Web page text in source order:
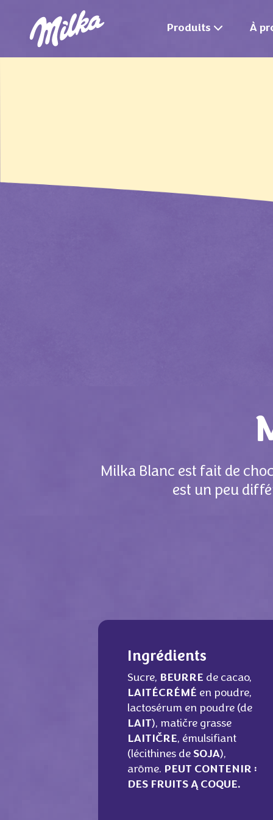
Produits À
Milka Blanc est fait de
est un peu
Ingrédients
Sucre, BEURRE de cacao,
LAIT ÉCRÉMÉ en poudre,
lactosérum en poudre (de
LAIT), matičre grasse
LAITIČRE, émulsifiant
(lécithines de SOJA),
arōme. PEUT CONTENIR :
DES FRUITS Ą COQUE.